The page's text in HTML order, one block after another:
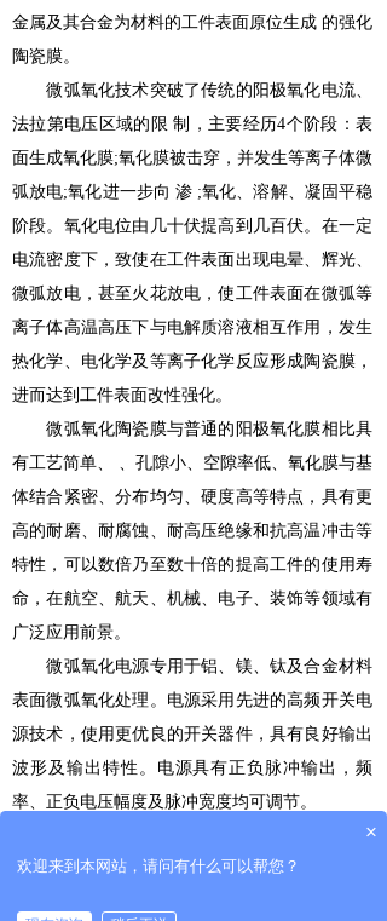
金属及其合金为材料的工件表面原位生成 的强化
陶瓷膜。
微弧氧化技术突破了传统的阳极氧化电流、
法拉第电压区域的限 制，主要经历4个阶段：表
面生成氧化膜;氧化膜被击穿，并发生等离子体微
弧放电;氧化进一步向 渗 ;氧化、溶解、凝固平稳
阶段。氧化电位由几十伏提高到几百伏。在一定
电流密度下，致使在工件表面出现电晕、辉光、
微弧放电，甚至火花放电，使工件表面在微弧等
离子体高温高压下与电解质溶液相互作用，发生
热化学、电化学及等离子化学反应形成陶瓷膜，
进而达到工件表面改性强化。
微弧氧化陶瓷膜与普通的阳极氧化膜相比具
有工艺简单、 、孔隙小、空隙率低、氧化膜与基
体结合紧密、分布均匀、硬度高等特点，具有更
高的耐磨、耐腐蚀、耐高压绝缘和抗高温冲击等
特性，可以数倍乃至数十倍的提高工件的使用寿
命，在航空、航天、机械、电子、装饰等领域有
广泛应用前景。
微弧氧化电源专用于铝、镁、钛及合金材料
表面微弧氧化处理。电源采用先进的高频开关电
源技术，使用更优良的开关器件，具有良好输出
波形及输出特性。电源具有正负脉冲输出，频
率、正负电压幅度及脉冲宽度均可调节。
二：电源特点
×
欢迎来到本网站，请问有什么可以帮您？